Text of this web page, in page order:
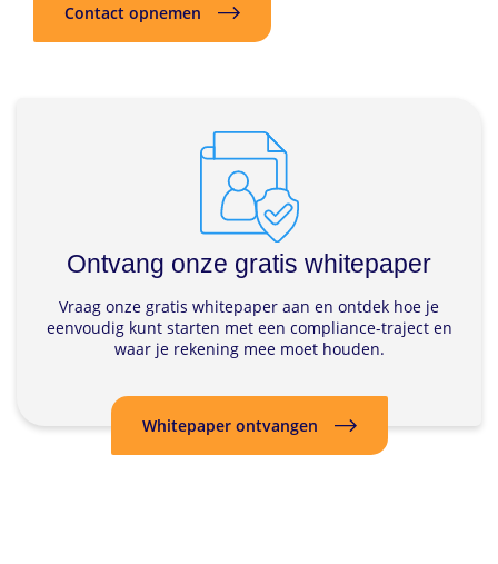
Contact opnemen
Ontvang onze gratis whitepaper
Vraag onze gratis whitepaper aan en ontdek hoe je
eenvoudig kunt starten met een compliance-traject en
waar je rekening mee moet houden.
Whitepaper ontvangen